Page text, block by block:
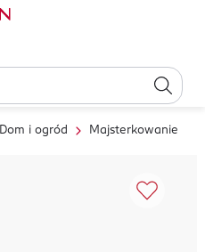
Dom i ogród Majsterkowanie